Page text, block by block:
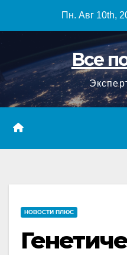
Пн. Авг 10th,
Все
НОВОСТИ ПЛЮС